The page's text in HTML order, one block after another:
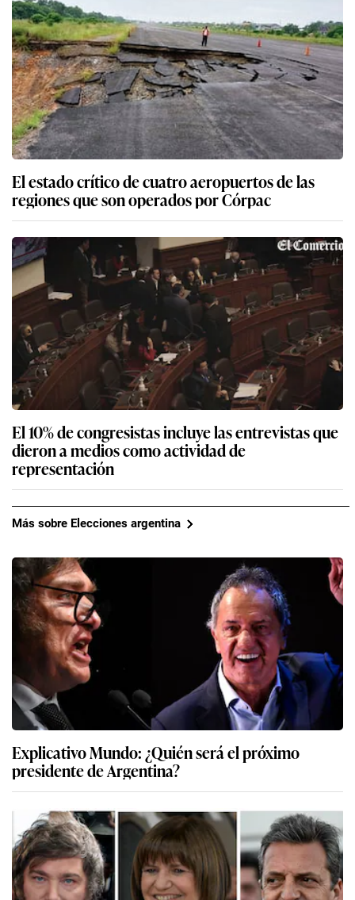
El estado crítico de cuatro aeropuertos de las
regiones que son operados por Córpac
El 10% de congresistas incluye las entrevistas que
dieron a medios como actividad de
representación
Más sobre Elecciones argentina
Explicativo Mundo: ¿Quién será el próximo
presidente de Argentina?